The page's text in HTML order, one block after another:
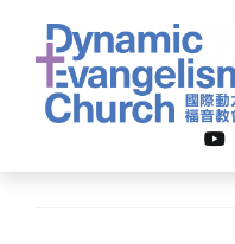
content